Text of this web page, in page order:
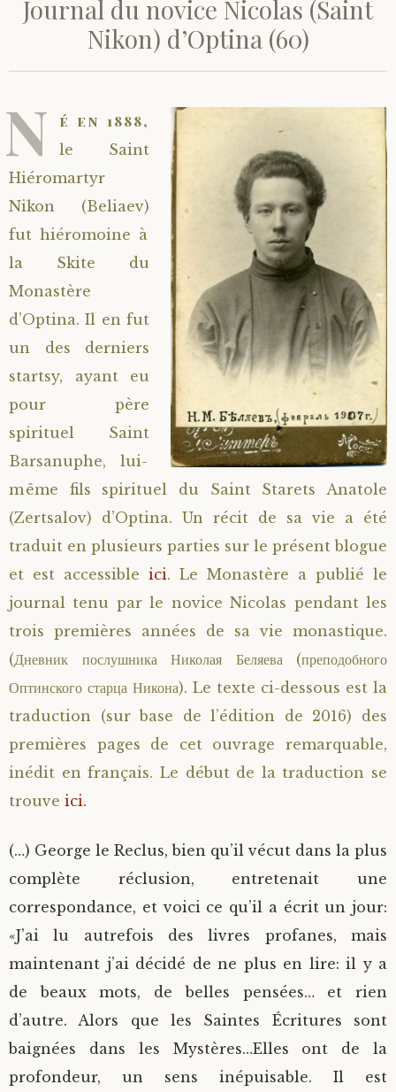
Journal du novice Nicolas (Saint
Nikon) d’Optina (60)
N é en 1888,
le Saint
Hiéromartyr
Nikon (Beliaev)
fut hiéromoine à
la Skite du
Monastère
d’Optina. Il en fut
un des derniers
startsy, ayant eu
pour père
spirituel Saint
Barsanuphe, lui-
même fils spirituel du Saint Starets Anatole
(Zertsalov) d’Optina. Un récit de sa vie a été
traduit en plusieurs parties sur le présent blogue
et est accessible ici. Le Monastère a publié le
journal tenu par le novice Nicolas pendant les
trois premières années de sa vie monastique.
(Дневник послушника Николая Беляева (преподобного
Оптинского старца Никона). Le texte ci-dessous est la
traduction (sur base de l’édition de 2016) des
premières pages de cet ouvrage remarquable,
inédit en français. Le début de la traduction se
trouve ici.
(…) George le Reclus, bien qu’il vécut dans la plus
complète réclusion, entretenait une
correspondance, et voici ce qu’il a écrit un jour:
«J’ai lu autrefois des livres profanes, mais
maintenant j’ai décidé de ne plus en lire: il y a
de beaux mots, de belles pensées… et rien
d’autre. Alors que les Saintes Écritures sont
baignées dans les Mystères…Elles ont de la
profondeur, un sens inépuisable. Il est